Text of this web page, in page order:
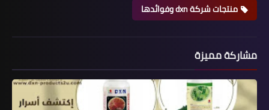
منتجات شركة dxn وفوائدها
مشاركة مميزة